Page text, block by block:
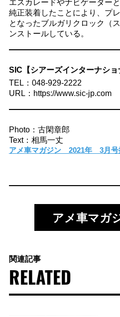
エスカレードやナビゲーター
純正装着したことにより、プ
となったブルガリクロック（
ンストールしている。
SIC【シアーズインターナショ
TEL：048-929-2222
URL：https://www.sic-jp.com
Photo：古閑章郎
Text：相馬一丈
アメ車マガジン 2021年 3月号
アメ車マガ
関連記事
RELATED